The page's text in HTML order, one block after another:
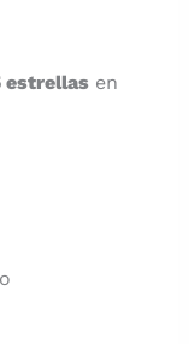
estrellasen